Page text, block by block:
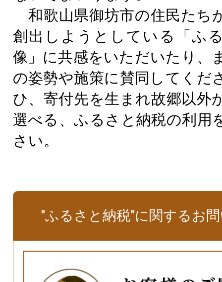
和歌山県御坊市の住民たち
創出しようとしている「ふ
像」に共感をいただいたり、
の姿勢や施策に賛同してくだ
ひ、寄付先を生まれ故郷以外
選べる、ふるさと納税の利用
さい。
"ふるさと納税"に関するお